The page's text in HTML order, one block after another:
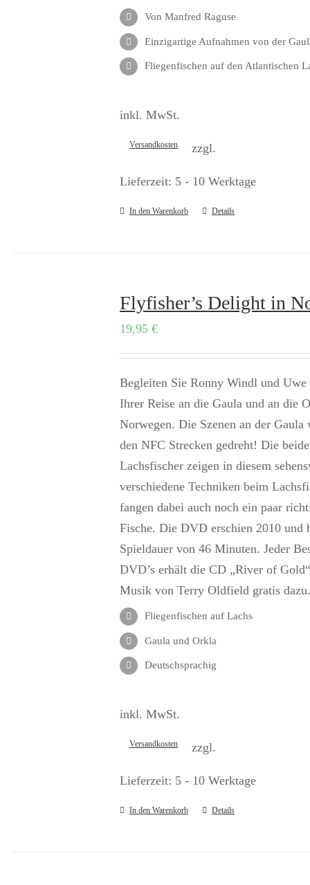
Von Manfred Raguse
Einzigartige Aufnahmen von der
Fliegenfischen auf den Atlantischen
inkl. MwSt.
zzgl.
Versandkosten
Lieferzeit: 5 - 10 Werktage
In den Warenkorb Details
Flyfisher’s Delight in
19,95 €
Begleiten Sie Ronny Windl und Uwe
Ihrer Reise an die Gaula und an die
Norwegen. Die Szenen an der Gaula
den NFC Strecken gedreht! Die
Lachsfischer zeigen in diesem
verschiedene Techniken beim
fangen dabei auch noch ein paar
Fische. Die DVD erschien 2010 und
Spieldauer von 46 Minuten. Jeder
DVD’s erhält die CD „River of
Musik von Terry Oldfield gratis dazu.
Fliegenfischen auf Lachs
Gaula und Orkla
Deutschsprachig
inkl. MwSt.
zzgl.
Versandkosten
Lieferzeit: 5 - 10 Werktage
In den Warenkorb Details